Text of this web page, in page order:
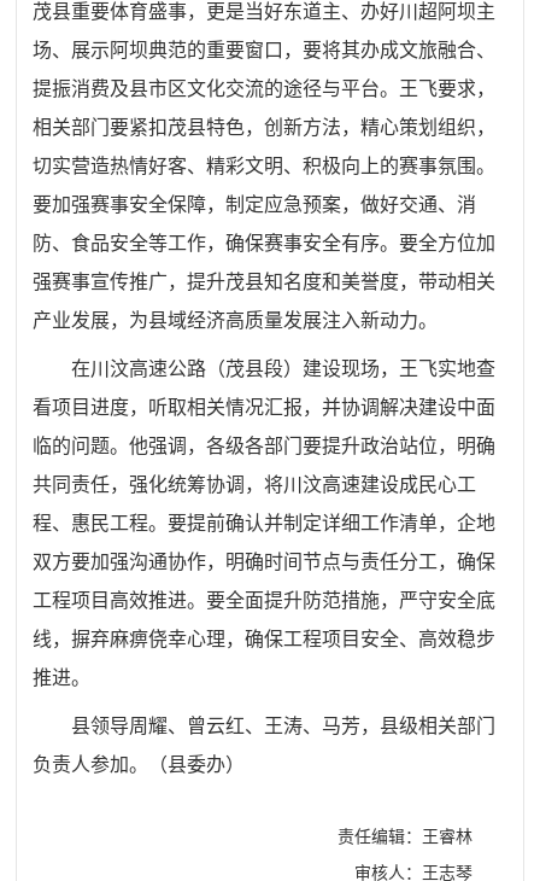
茂县重要体育盛事，更是当好东道主、办好川超阿坝主
场、展示阿坝典范的重要窗口，要将其办成文旅融合、
提振消费及县市区文化交流的途径与平台。王飞要求，
相关部门要紧扣茂县特色，创新方法，精心策划组织，
切实营造热情好客、精彩文明、积极向上的赛事氛围。
要加强赛事安全保障，制定应急预案，做好交通、消
防、食品安全等工作，确保赛事安全有序。要全方位加
强赛事宣传推广，提升茂县知名度和美誉度，带动相关
产业发展，为县域经济高质量发展注入新动力。
在川汶高速公路（茂县段）建设现场，王飞实地查
看项目进度，听取相关情况汇报，并协调解决建设中面
临的问题。他强调，各级各部门要提升政治站位，明确
共同责任，强化统筹协调，将川汶高速建设成民心工
程、惠民工程。要提前确认并制定详细工作清单，企地
双方要加强沟通协作，明确时间节点与责任分工，确保
工程项目高效推进。要全面提升防范措施，严守安全底
线，摒弃麻痹侥幸心理，确保工程项目安全、高效稳步
推进。
县领导周耀、曾云红、王涛、马芳，县级相关部门
负责人参加。
（县委办）
责任编辑：王睿林
审核人：王志琴